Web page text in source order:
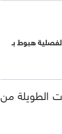
الفصلية هبوط بـ
الطويلة من